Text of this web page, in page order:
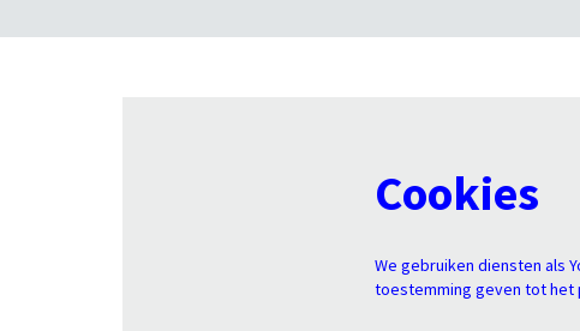
Cookies
We gebruiken diensten als
toestemming geven tot het